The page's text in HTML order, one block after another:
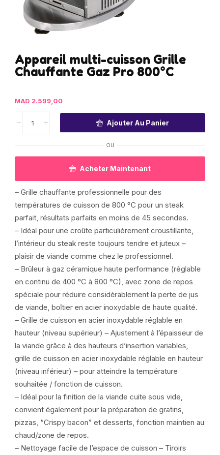
Appareil multi-cuisson Grille
Chauffante Gaz Pro 800°C
MAD 2.599,00
Ajouter Au Panier
OU
Acheter Maintenant
– Grille chauffante professionnelle pour des
températures de cuisson de 800 °C pour un steak
parfait, résultats parfaits en moins de 45 secondes.
– Idéal pour une croûte particulièrement croustillante,
l’intérieur du steak reste toujours tendre et juteux –
plaisir de viande comme chez le professionnel.
– Brûleur à gaz céramique haute performance (réglable
en continu de 400 °C à 800 °C), avec zone de repos
spéciale pour réduire considérablement la perte de jus
de viande, boîtier en acier inoxydable de haute qualité.
– Grille de cuisson en acier inoxydable réglable en
hauteur (niveau supérieur) – Ajustement à l’épaisseur de
la viande grâce à des hauteurs d’insertion variables,
grille de cuisson en acier inoxydable réglable en hauteur
(niveau inférieur) – pour atteindre la température
souhaitée / fonction de cuisson.
– Idéal pour la finition de la viande cuite sous vide,
convient également pour la préparation de gratins,
pizzas, “Crispy bacon” et desserts, fonction maintien au
chaud/zone de repos.
– Nettoyage facile de l’espace de cuisson – Tiroirs